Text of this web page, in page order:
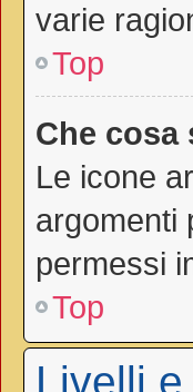
varie
Top
Che cosa
Le icone
argomenti
permessi
Top
Livelli